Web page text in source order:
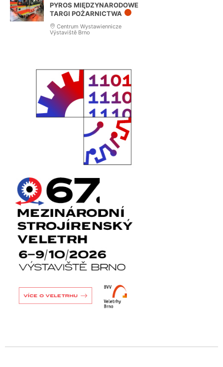
PYROS MIĘDZYNARODOWE
TARGI POŻARNICTWA
Centrum Wystawiennicze
Výstaviště Brno